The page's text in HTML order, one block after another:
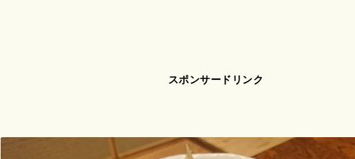
スポンサードリンク